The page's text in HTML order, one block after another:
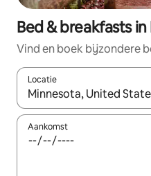
Bed & breakfasts
Vind en boek bijzondere
Locatie
Wanneer er resultaten
Aankomst